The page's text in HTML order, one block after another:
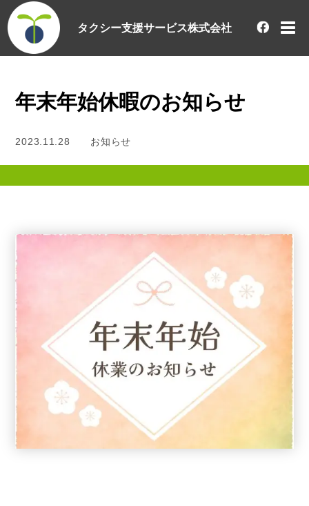
タクシー支援サービス株式会社
年末年始休暇のお知らせ
2023.11.28 お知らせ